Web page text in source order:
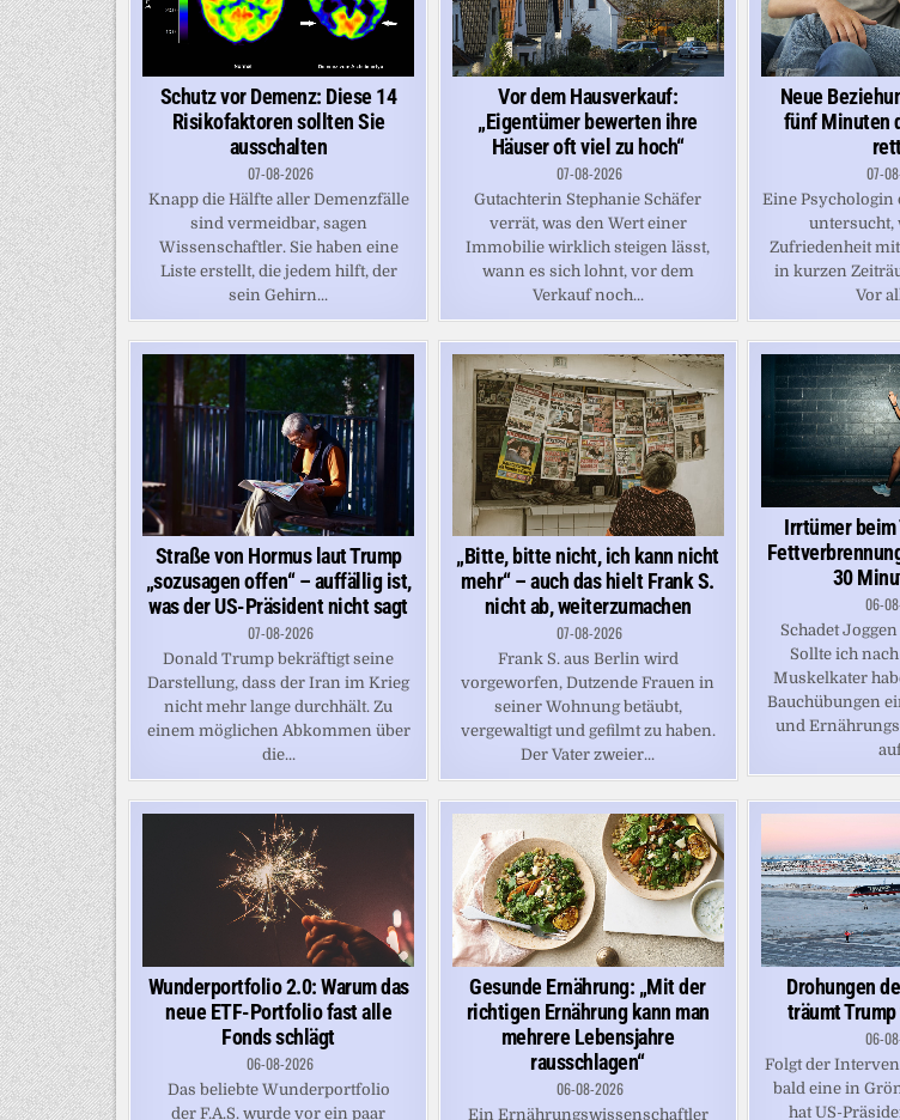
Schutz vor Demenz: Diese 14
Risikofaktoren sollten Sie
ausschalten
07-08-2026
Knapp die Hälfte aller Demenzfälle
sind vermeidbar, sagen
Wissenschaftler. Sie haben eine
Liste erstellt, die jedem hilft, der
sein Gehirn...
Vor dem Hausverkauf:
„Eigentümer bewerten ihre
Häuser oft viel zu hoch“
07-08-2026
Gutachterin Stephanie Schäfer
verrät, was den Wert einer
Immobilie wirklich steigen lässt,
wann es sich lohnt, vor dem
Verkauf noch...
Neue
fünf Minuten
07-
Eine Psychologin
untersucht,
Zufriedenheit
in kurzen
Vor
Straße von Hormus laut Trump
„sozusagen offen“ – auffällig ist,
was der US-Präsident nicht sagt
07-08-2026
Donald Trump bekräftigt seine
Darstellung, dass der Iran im Krieg
nicht mehr lange durchhält. Zu
einem möglichen Abkommen über
die...
„Bitte, bitte nicht, ich kann nicht
mehr“ – auch das hielt Frank S.
nicht ab, weiterzumachen
07-08-2026
Frank S. aus Berlin wird
vorgeworfen, Dutzende Frauen in
seiner Wohnung betäubt,
vergewaltigt und gefilmt zu haben.
Der Vater zweier...
Irrtümer beim
30
06-
Schadet
Sollte ich
Muskelkater
Bauchübungen
und
Wunderportfolio 2.0: Warum das
neue ETF-Portfolio fast alle
Fonds schlägt
06-08-2026
Das beliebte Wunderportfolio
der F.A.S. wurde vor ein paar
Gesunde Ernährung: „Mit der
richtigen Ernährung kann man
mehrere Lebensjahre
rausschlagen“
06-08-2026
Ein Ernährungswissenschaftler
Drohungen
träumt
06-
Folgt der
bald eine in
hat US-